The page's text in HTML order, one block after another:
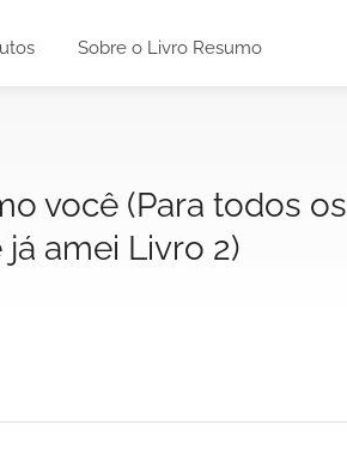
Sobre o Livro Resumo
você (Para todos os
amei Livro 2)